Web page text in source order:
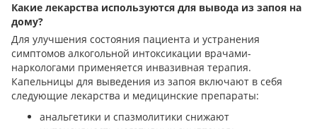
Какие лекарства используются для вывода из запоя на
дому?
Для улучшения состояния пациента и устранения
симптомов алкогольной интоксикации врачами-
наркологами применяется инвазивная терапия.
Капельницы для выведения из запоя включают в себя
следующие лекарства и медицинские препараты:
анальгетики и спазмолитики снижают